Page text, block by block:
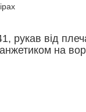
рукав від
на